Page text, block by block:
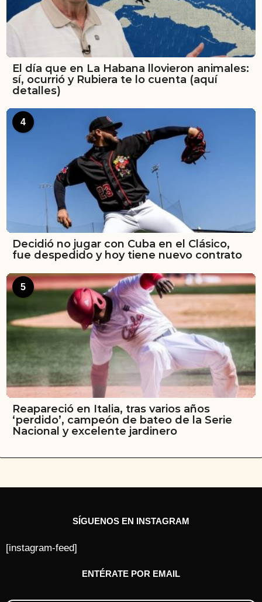
El día que en La Habana llovieron animales:
sí, ocurrió y Rubiera te lo cuenta (aquí
detalles)
4
Decidió no jugar con Cuba en el Clásico,
fue despedido y hoy tiene nuevo contrato
5
Reapareció en Italia, tras varios años
‘perdido’, campeón de bateo de la Serie
Nacional y excelente jardinero
SÍGUENOS EN INSTAGRAM
[instagram-feed]
ENTÉRATE POR EMAIL